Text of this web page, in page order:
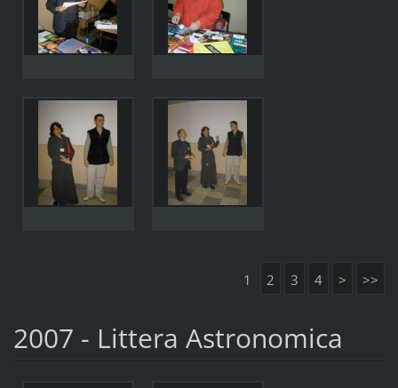
1 2 3 4 > >>
2007 - Littera Astronomica